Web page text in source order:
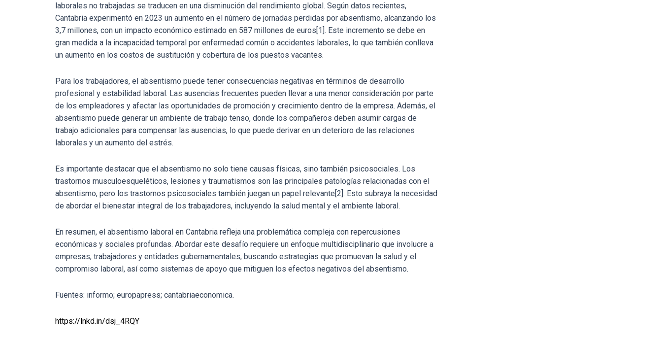
laborales no trabajadas se traducen en una disminución del rendimiento global. Según datos recientes,
Cantabria experimentó en 2023 un aumento en el número de jornadas perdidas por absentismo, alcanzando los
3,7 millones, con un impacto económico estimado en 587 millones de euros[1]. Este incremento se debe en
gran medida a la incapacidad temporal por enfermedad común o accidentes laborales, lo que también conlleva
un aumento en los costos de sustitución y cobertura de los puestos vacantes.
Para los trabajadores, el absentismo puede tener consecuencias negativas en términos de desarrollo
profesional y estabilidad laboral. Las ausencias frecuentes pueden llevar a una menor consideración por parte
de los empleadores y afectar las oportunidades de promoción y crecimiento dentro de la empresa. Además, el
absentismo puede generar un ambiente de trabajo tenso, donde los compañeros deben asumir cargas de
trabajo adicionales para compensar las ausencias, lo que puede derivar en un deterioro de las relaciones
laborales y un aumento del estrés.
Es importante destacar que el absentismo no solo tiene causas físicas, sino también psicosociales. Los
trastornos musculoesqueléticos, lesiones y traumatismos son las principales patologías relacionadas con el
absentismo, pero los trastornos psicosociales también juegan un papel relevante[2]. Esto subraya la necesidad
de abordar el bienestar integral de los trabajadores, incluyendo la salud mental y el ambiente laboral.
En resumen, el absentismo laboral en Cantabria refleja una problemática compleja con repercusiones
económicas y sociales profundas. Abordar este desafío requiere un enfoque multidisciplinario que involucre a
empresas, trabajadores y entidades gubernamentales, buscando estrategias que promuevan la salud y el
compromiso laboral, así como sistemas de apoyo que mitiguen los efectos negativos del absentismo.
Fuentes: informo; europapress; cantabriaeconomica.
https://lnkd.in/dsj_4RQY